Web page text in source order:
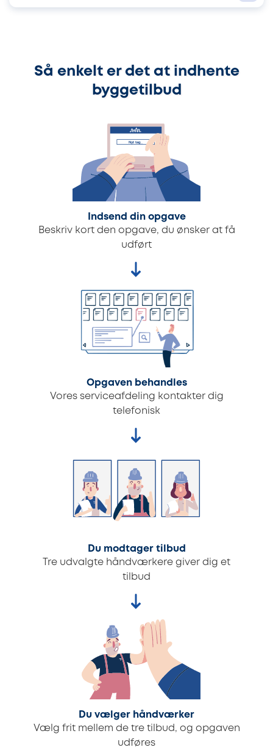
Så enkelt er det at indhente
byggetilbud
Indsend din opgave
Beskriv kort den opgave, du ønsker at få
udført
Opgaven behandles
Vores serviceafdeling kontakter dig
telefonisk
Du modtager tilbud
Tre udvalgte håndværkere giver dig et
tilbud
Du vælger håndværker
Vælg frit mellem de tre tilbud, og opgaven
udføres